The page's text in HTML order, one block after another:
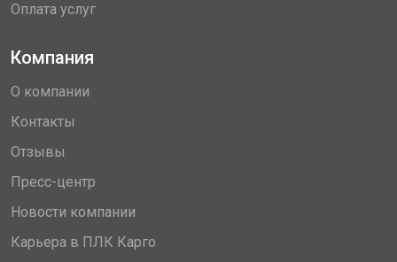
Оплата услуг
Компания
О компании
Контакты
Отзывы
Пресс-центр
Новости компании
Карьера в ПЛК Карго